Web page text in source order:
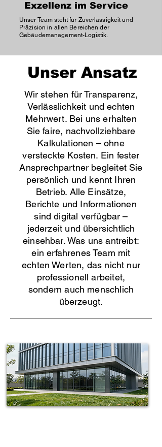
Exzellenz im Service
Unser Team steht für Zuverlässigkeit und
Präzision in allen Bereichen der
Gebäudemanagement-Logistik.
Unser Ansatz
Wir stehen für Transparenz,
Verlässlichkeit und echten
Mehrwert. Bei uns erhalten
Sie faire, nachvollziehbare
Kalkulationen – ohne
versteckte Kosten. Ein fester
Ansprechpartner begleitet Sie
persönlich und kennt Ihren
Betrieb. Alle Einsätze,
Berichte und Informationen
sind digital verfügbar –
jederzeit und übersichtlich
einsehbar. Was uns antreibt:
ein erfahrenes Team mit
echten Werten, das nicht nur
professionell arbeitet,
sondern auch menschlich
überzeugt.